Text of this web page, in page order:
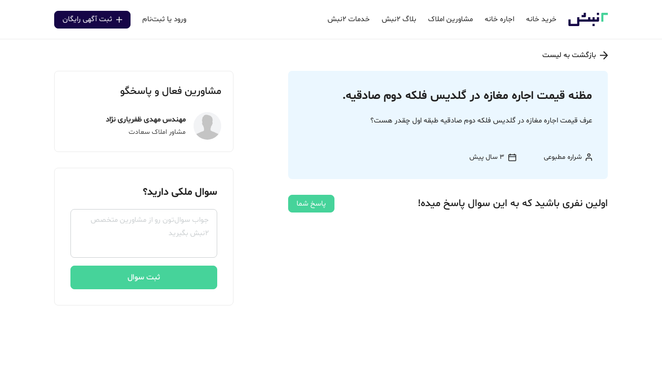
خرید خانه اجاره خانه مشاورین املاک بلاگ ۲نبش خدمات ۲نبش ورود یا ثبت‌نام ثبت آگهی رایگان
بازگشت به لیست
مظنه قیمت اجاره مغازه در گلدیس فلکه دوم صادقیه.
عرف قیمت اجاره مغازه در گلدیس فلکه دوم صادقیه طبقه اول چقدر هست؟
شراره مطبوعی 3 سال پیش
اولین نفری باشید که به این سوال پاسخ میده! پاسخ شما
مشاورین فعال و پاسخگو
مهندس مهدی ظفریاری نژاد
مشاور املاک سعادت
سوال ملکی دارید؟
ثبت سوال